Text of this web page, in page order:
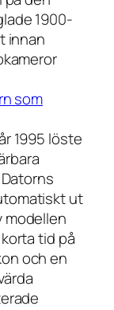
1900-
innan
som
1995 löste
ut
modellen
tid på
och en